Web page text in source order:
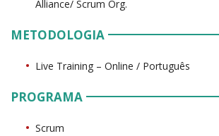
Alliance/ Scrum Org.
METODOLOGIA
Live Training – Online / Português
PROGRAMA
Scrum